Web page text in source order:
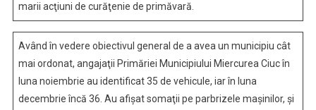
marii acţiuni de curăţenie de primăvară.
Având în vedere obiectivul general de a avea un municipiu cât
mai ordonat, angajaţii Primăriei Municipiului Miercurea Ciuc în
luna noiembrie au identificat 35 de vehicule, iar în luna
decembrie încă 36. Au afişat somaţii pe parbrizele maşinilor, şi